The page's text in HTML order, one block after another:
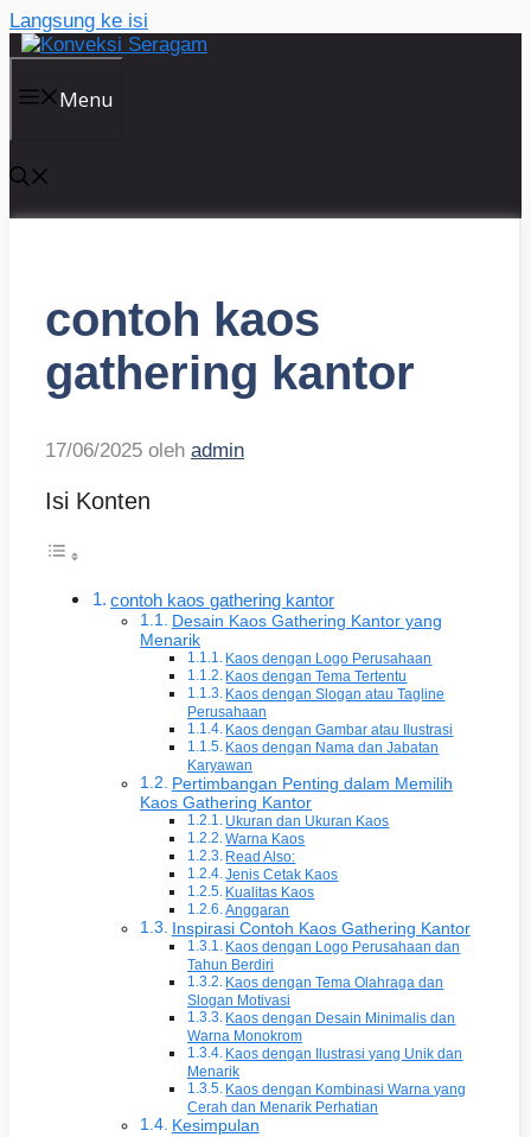
Langsung ke isi
Menu
contoh kaos
gathering kantor
17/06/2025 oleh admin
Isi Konten
contoh kaos gathering kantor
Desain Kaos Gathering Kantor yang
Menarik
Kaos dengan Logo Perusahaan
Kaos dengan Tema Tertentu
Kaos dengan Slogan atau Tagline
Perusahaan
Kaos dengan Gambar atau Ilustrasi
Kaos dengan Nama dan Jabatan
Karyawan
Pertimbangan Penting dalam Memilih
Kaos Gathering Kantor
Ukuran dan Ukuran Kaos
Warna Kaos
Read Also:
Jenis Cetak Kaos
Kualitas Kaos
Anggaran
Inspirasi Contoh Kaos Gathering Kantor
Kaos dengan Logo Perusahaan dan
Tahun Berdiri
Kaos dengan Tema Olahraga dan
Slogan Motivasi
Kaos dengan Desain Minimalis dan
Warna Monokrom
Kaos dengan Ilustrasi yang Unik dan
Menarik
Kaos dengan Kombinasi Warna yang
Cerah dan Menarik Perhatian
Kesimpulan